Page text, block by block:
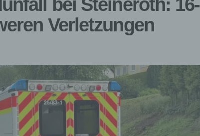
bei Steineroth: 16-
Verletzungen